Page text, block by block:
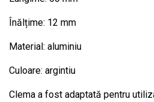
Înălțime: 12 mm
Material: aluminiu
Culoare: argintiu
Clema a fost adaptată pentru